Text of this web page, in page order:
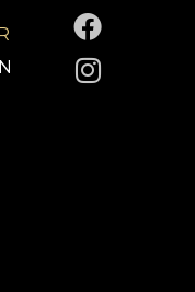
F
a
c
I
n
s